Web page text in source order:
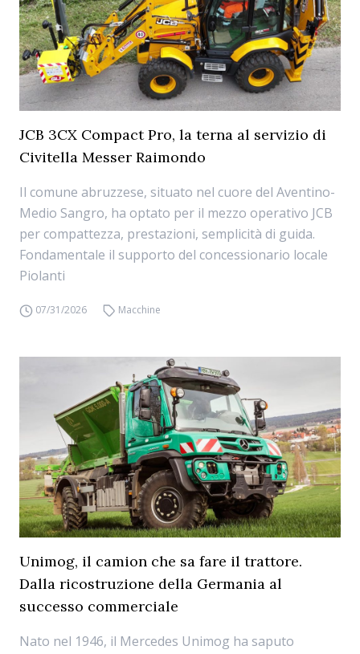
JCB 3CX Compact Pro, la terna al servizio di
Civitella Messer Raimondo
Il comune abruzzese, situato nel cuore del Aventino-
Medio Sangro, ha optato per il mezzo operativo JCB
per compattezza, prestazioni, semplicità di guida.
Fondamentale il supporto del concessionario locale
Piolanti
07/31/2026 Macchine
Unimog, il camion che sa fare il trattore.
Dalla ricostruzione della Germania al
successo commerciale
Nato nel 1946, il Mercedes Unimog ha saputo